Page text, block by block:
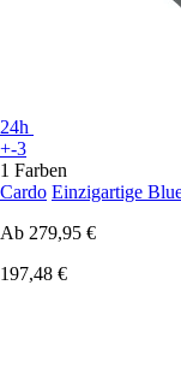
24h
+-3
1 Farben
Cardo Einzigartige
Ab 279,95 €
197,48 €